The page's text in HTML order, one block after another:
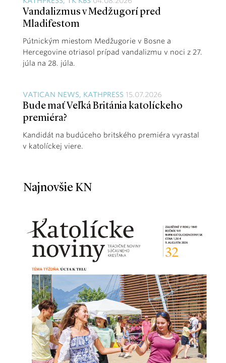
Vandalizmus v Medžugorí pred
Mladifestom
Pútnickým miestom Medžugorie v Bosne a
Hercegovine otriasol prípad vandalizmu v noci z 27.
júla na 28. júla.
VATICAN NEWS, KATHPRESS 15.07.2026
Bude mať Veľká Británia katolíckeho
premiéra?
Kandidát na budúceho britského premiéra vyrastal
v katolíckej viere.
Najnovšie KN